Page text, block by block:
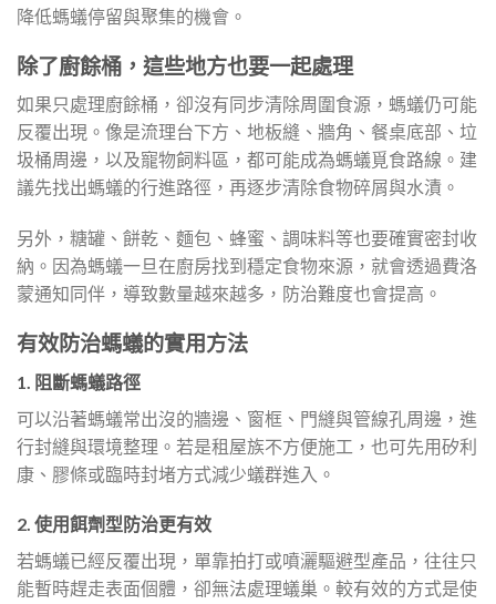
降低螞蟻停留與聚集的機會。
除了廚餘桶，這些地方也要一起處理
如果只處理廚餘桶，卻沒有同步清除周圍食源，螞蟻仍可能
反覆出現。像是流理台下方、地板縫、牆角、餐桌底部、垃
圾桶周邊，以及寵物飼料區，都可能成為螞蟻覓食路線。建
議先找出螞蟻的行進路徑，再逐步清除食物碎屑與水漬。
另外，糖罐、餅乾、麵包、蜂蜜、調味料等也要確實密封收
納。因為螞蟻一旦在廚房找到穩定食物來源，就會透過費洛
蒙通知同伴，導致數量越來越多，防治難度也會提高。
有效防治螞蟻的實用方法
1. 阻斷螞蟻路徑
可以沿著螞蟻常出沒的牆邊、窗框、門縫與管線孔周邊，進
行封縫與環境整理。若是租屋族不方便施工，也可先用矽利
康、膠條或臨時封堵方式減少蟻群進入。
2. 使用餌劑型防治更有效
若螞蟻已經反覆出現，單靠拍打或噴灑驅避型產品，往往只
能暫時趕走表面個體，卻無法處理蟻巢。較有效的方式是使